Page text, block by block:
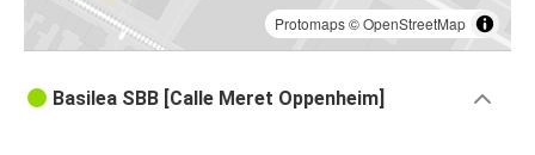
Protomaps©OpenStreetMap
Basilea SBB [Calle Meret Oppenheim]